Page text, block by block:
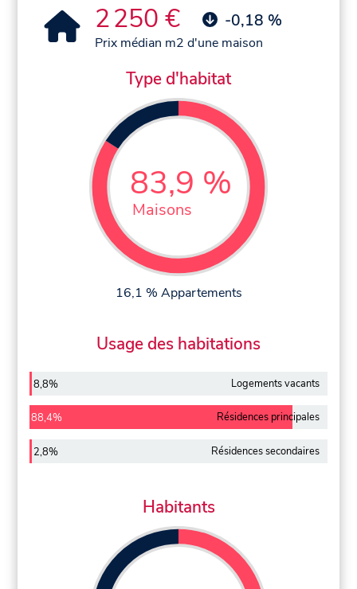
2 250 € -0,18 %
Prix médian m2 d'une maison
Type d'habitat
83,9 %
Maisons
16,1 % Appartements
Usage des habitations
8,8% Logements vacants
88,4% Résidences principales
2,8% Résidences secondaires
Habitants